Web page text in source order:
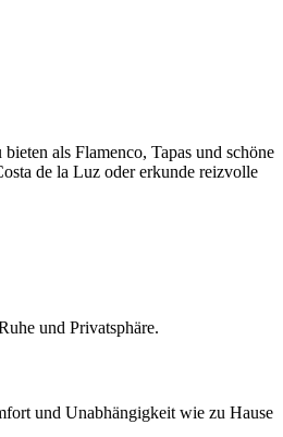
als Flamenco, Tapas und schöne
de la Luz oder erkunde reizvolle
und Privatsphäre.
und Unabhängigkeit wie zu Hause